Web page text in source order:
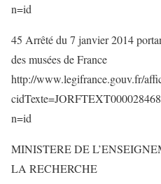
n=id
45 Arrêté du 7 janvier 2014
des musées de France
http://www.legifrance.gouv.fr/
n=id
MINISTERE DE
LA RECHERCHE